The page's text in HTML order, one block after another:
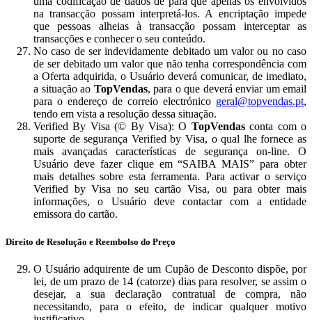
na transacção possam interpretá-los. A encriptação impede
que pessoas alheias à transacção possam interceptar as
transacções e conhecer o seu conteúdo.
No caso de ser indevidamente debitado um valor ou no caso
de ser debitado um valor que não tenha correspondência com
a Oferta adquirida, o Usuário deverá comunicar, de imediato,
a situação ao TopVendas, para o que deverá enviar um email
para o endereço de correio electrónico geral@topvendas.pt,
tendo em vista a resolução dessa situação.
Verified By Visa (© By Visa): O TopVendasconta com o
suporte de segurança Verified by Visa, o qual lhe fornece as
mais avançadas características de segurança on-line. O
Usuário deve fazer clique em “SAIBA MAIS” para obter
mais detalhes sobre esta ferramenta. Para activar o serviço
Verified by Visa no seu cartão Visa, ou para obter mais
informações, o Usuário deve contactar com a entidade
emissora do cartão.
Direito de Resolução e Reembolso do Preço
O Usuário adquirente de um Cupão de Desconto dispõe, por
lei, de um prazo de 14 (catorze) dias para resolver, se assim o
desejar, a sua declaração contratual de compra, não
necessitando, para o efeito, de indicar qualquer motivo